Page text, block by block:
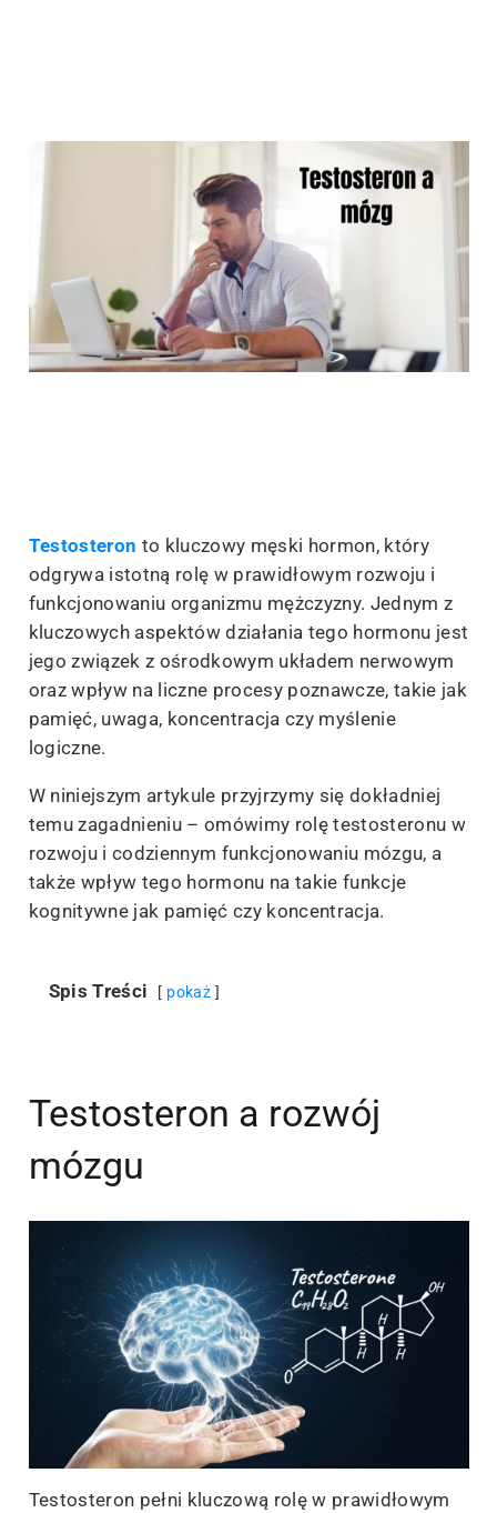
Testosteron to kluczowy męski hormon, który
odgrywa istotną rolę w prawidłowym rozwoju i
funkcjonowaniu organizmu mężczyzny. Jednym z
kluczowych aspektów działania tego hormonu jest
jego związek z ośrodkowym układem nerwowym
oraz wpływ na liczne procesy poznawcze, takie jak
pamięć, uwaga, koncentracja czy myślenie
logiczne.
W niniejszym artykule przyjrzymy się dokładniej
temu zagadnieniu – omówimy rolę testosteronu w
rozwoju i codziennym funkcjonowaniu mózgu, a
także wpływ tego hormonu na takie funkcje
kognitywne jak pamięć czy koncentracja.
Spis Treści pokaż
Testosteron a rozwój
mózgu
Testosteron pełni kluczową rolę w prawidłowym